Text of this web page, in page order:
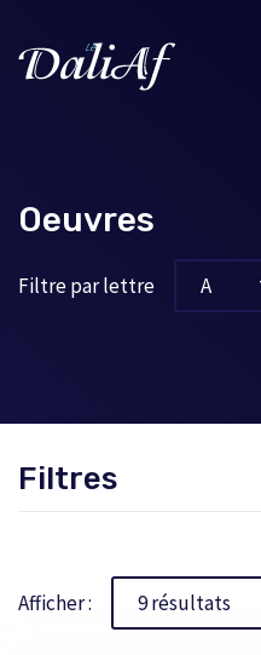
Oeuvres
Filtre par lettre
Filtres
Afficher :